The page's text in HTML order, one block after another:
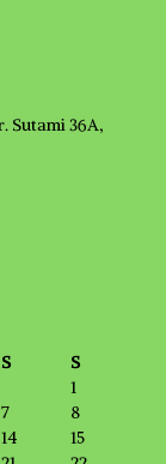
Sutami 36A,
S
S
1
7
8
14
15